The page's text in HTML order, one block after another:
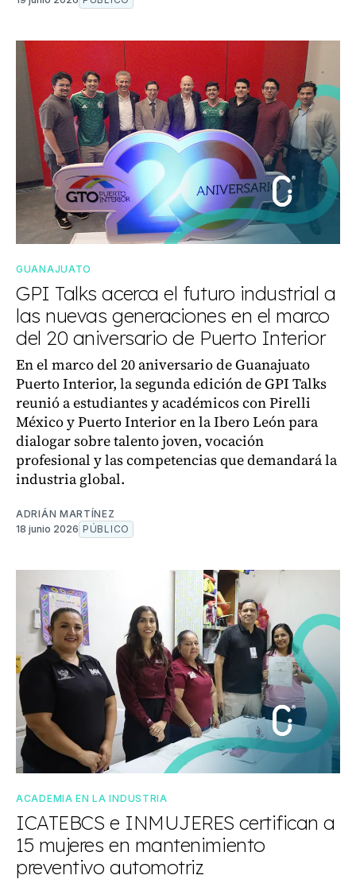
GUANAJUATO
GPI Talks acerca el futuro industrial a
las nuevas generaciones en el marco
del 20 aniversario de Puerto Interior
En el marco del 20 aniversario de Guanajuato
Puerto Interior, la segunda edición de GPI Talks
reunió a estudiantes y académicos con Pirelli
México y Puerto Interior en la Ibero León para
dialogar sobre talento joven, vocación
profesional y las competencias que demandará la
industria global.
ADRIÁN MARTÍNEZ
18 junio 2026 PÚBLICO
ACADEMIA EN LA INDUSTRIA
ICATEBCS e INMUJERES certifican a
15 mujeres en mantenimiento
preventivo automotriz